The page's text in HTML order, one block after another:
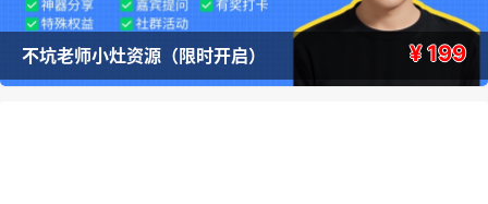
不坑老师小灶资源（限时开启） ¥ 199